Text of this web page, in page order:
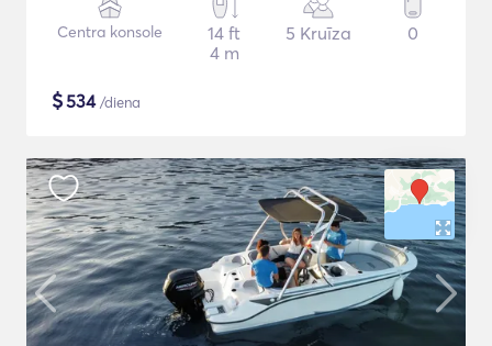
Centra konsole
14 ft
4 m
5 Kruīza 0
$534/diena